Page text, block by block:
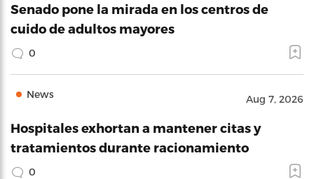
Senado pone la mirada en los centros de
cuido de adultos mayores
0
News Aug 7, 2026
Hospitales exhortan a mantener citas y
tratamientos durante racionamiento
0